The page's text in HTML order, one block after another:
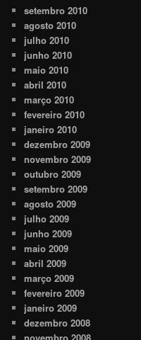
setembro 2010
agosto 2010
julho 2010
junho 2010
maio 2010
abril 2010
março 2010
fevereiro 2010
janeiro 2010
dezembro 2009
novembro 2009
outubro 2009
setembro 2009
agosto 2009
julho 2009
junho 2009
maio 2009
abril 2009
março 2009
fevereiro 2009
janeiro 2009
dezembro 2008